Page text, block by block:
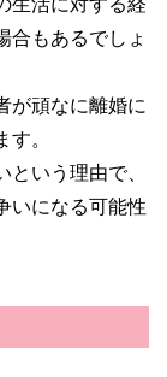
生活に対する経
合もあるでしょ
が頑なに離婚に
。
いう理由で、
いになる可能性